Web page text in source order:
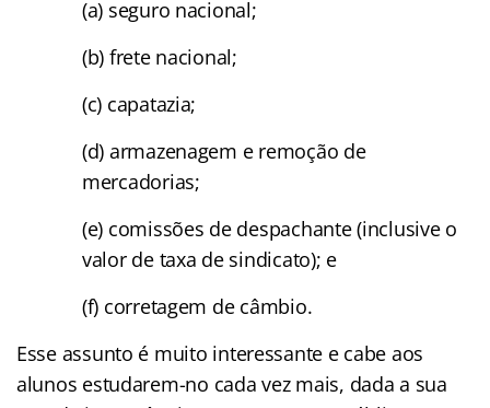
(a) seguro nacional;
(b) frete nacional;
(c) capatazia;
(d) armazenagem e remoção de
mercadorias;
(e) comissões de despachante (inclusive o
valor de taxa de sindicato); e
(f) corretagem de câmbio.
Esse assunto é muito interessante e cabe aos
alunos estudarem-no cada vez mais, dada a sua